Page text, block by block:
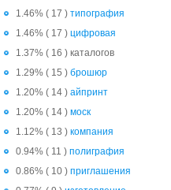
1.46% ( 17 ) типография
1.46% ( 17 ) цифровая
1.37% ( 16 ) каталогов
1.29% ( 15 ) брошюр
1.20% ( 14 ) айпринт
1.20% ( 14 ) моск
1.12% ( 13 ) компания
0.94% ( 11 ) полиграфия
0.86% ( 10 ) приглашения